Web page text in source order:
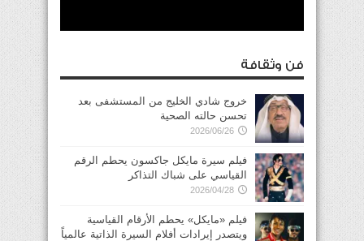
فن وثقافة
خروج شادي الخليج من المستشفى بعد
تحسن حالته الصحية
2026/06/26
فيلم سيرة مايكل جاكسون يحطم الرقم
القياسي على شباك التذاكر
2026/04/28
فيلم «مايكل» يحطم الأرقام القياسية
ويتصدر إيرادات أفلام السيرة الذاتية عالمياً